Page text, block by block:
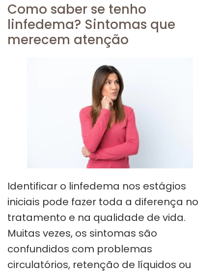
Como saber se tenho
linfedema? Sintomas que
merecem atenção
Identificar o linfedema nos estágios
iniciais pode fazer toda a diferença no
tratamento e na qualidade de vida.
Muitas vezes, os sintomas são
confundidos com problemas
circulatórios, retenção de líquidos ou